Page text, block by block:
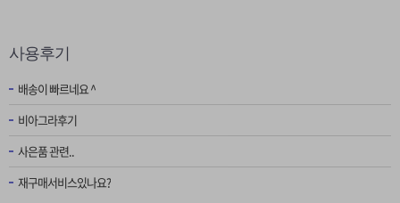
사용후기
배송이 빠르네요 ^
비아그라후기
사은품 관련..
재구매서비스있나요?